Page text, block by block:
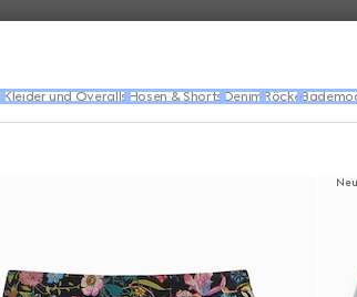
Kleider und Overalls Hosen & Shorts Denim Röcke
Neu